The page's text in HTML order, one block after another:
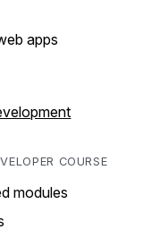
apps
COURSE
modules